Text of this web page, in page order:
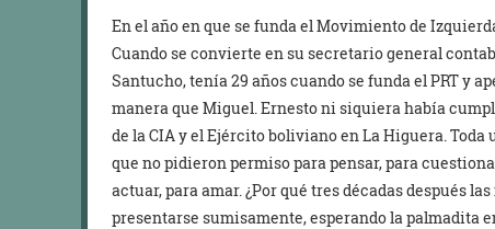
En el año en que se funda el Movimiento de
Cuando se convierte en su secretario general
Santucho, tenía 29 años cuando se funda el PRT y
manera que Miguel. Ernesto ni siquiera había
de la CIA y el Ejército boliviano en La Higuera.
que no pidieron permiso para pensar, para
actuar, para amar. ¿Por qué tres décadas después
presentarse sumisamente, esperando la palmadita